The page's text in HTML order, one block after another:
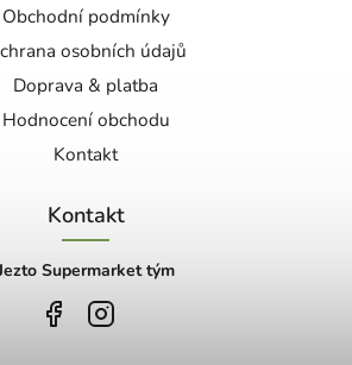
Obchodní podmínky
osobních údajů
Doprava & platba
Hodnocení obchodu
Kontakt
Kontakt
Supermarket tým